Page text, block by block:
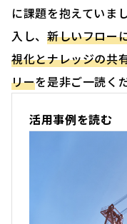
に課題を抱えていま
入し、 新しいフロー
視化とナレッジの共
リーを是非ご一読く
活用事例を読む